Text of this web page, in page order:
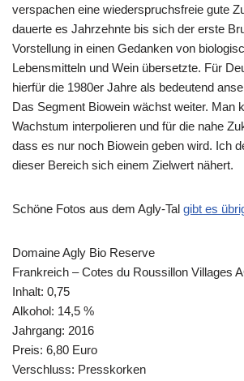
verspachen eine wiederspruchsfreie gute
dauerte es Jahrzehnte bis sich der erste
Vorstellung in einen Gedanken von
Lebensmitteln und Wein übersetzte. Für
hierfür die 1980er Jahre als bedeutend
Das Segment Biowein wächst weiter. Man
Wachstum interpolieren und für die nahe
dass es nur noch Biowein geben wird. Ich
dieser Bereich sich einem Zielwert nähert.
Schöne Fotos aus dem Agly-Tal gibt es
Domaine Agly Bio Reserve
Frankreich – Cotes du Roussillon Villages
Inhalt: 0,75
Alkohol: 14,5 %
Jahrgang: 2016
Preis: 6,80 Euro
Verschluss: Presskorken